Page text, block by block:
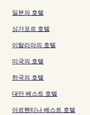
일본의 호텔
싱가포르 호텔
이탈리아의 호텔
미국의 호텔
한국의 호텔
대만 베스트 호텔
아르헨티나 베스트 호텔